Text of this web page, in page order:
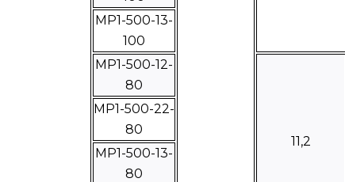
МР1-500-13-
100
MP1-500-12-
80
11,2
МР1-500-22-
80
МР1-500-13-
80